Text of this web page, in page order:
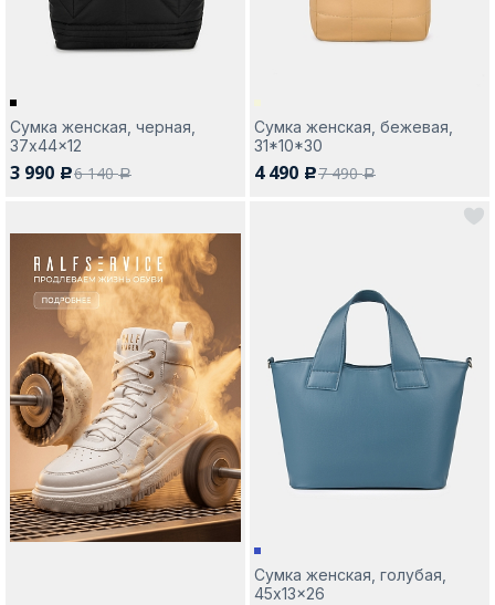
Сумка женская, черная,
37x44x12
3 990 c6 140a
Сумка женская, бежевая,
31*10*30
4 490 c7 490a
Сумка женская, голубая,
45x13x26